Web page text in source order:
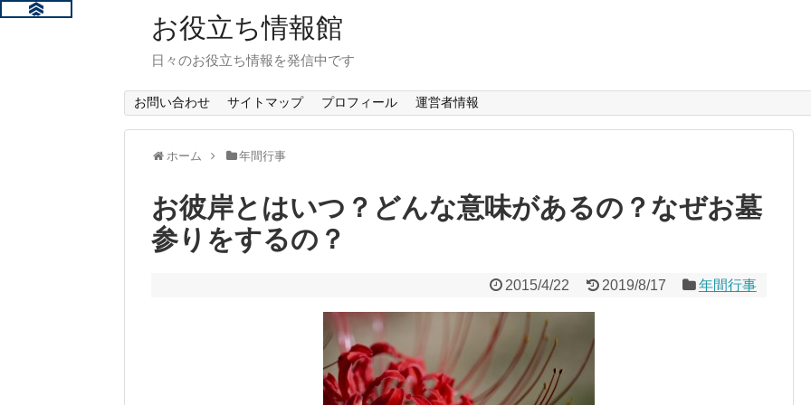
お役立ち情報館
日々のお役立ち情報を発信中です
お問い合わせ サイトマップ プロフィール 運営者情報
ホーム 年間行事
お彼岸とはいつ？どんな意味があるの？なぜお墓
参りをするの？
2015/4/22 2019/8/17 年間行事